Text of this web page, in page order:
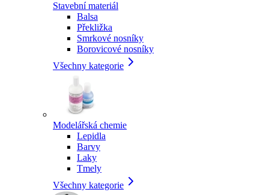
Stavební materiál
Balsa
Překližka
Smrkové nosníky
Borovicové nosníky
Všechny kategorie
Modelářská chemie
Lepidla
Barvy
Laky
Tmely
Všechny kategorie